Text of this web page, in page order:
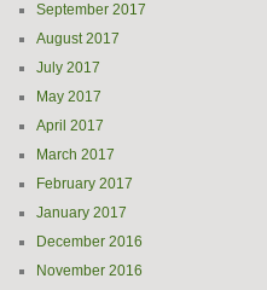
September 2017
August 2017
July 2017
May 2017
April 2017
March 2017
February 2017
January 2017
December 2016
November 2016